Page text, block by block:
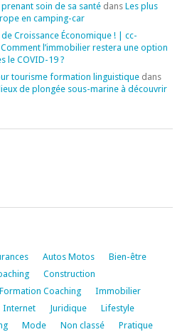
soin de sa santé dans Les plus
en camping-car
Croissance Économique ! | cc-
Comment l’immobilier restera une option
le COVID-19 ?
tourisme formation linguistique dans
de plongée sous-marine à découvrir
Autos Motos
Bien-être
Construction
Formation Coaching
Immobilier
Internet Juridique
Lifestyle
Mode Non classé
Pratique